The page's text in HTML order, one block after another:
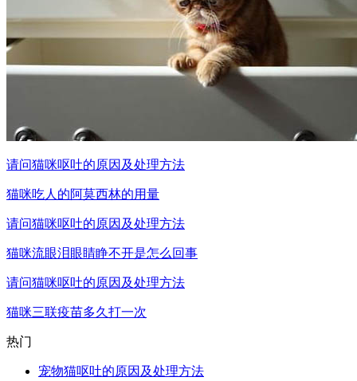
请问猫咪呕吐的原因及处理方法
猫咪吃人的阿莫西林的用量
请问猫咪呕吐的原因及处理方法
猫咪流眼泪眼睛睁不开是怎么回事
请问猫咪呕吐的原因及处理方法
猫咪三联疫苗多久打一次
热门
宠物猫呕吐的原因及处理方法